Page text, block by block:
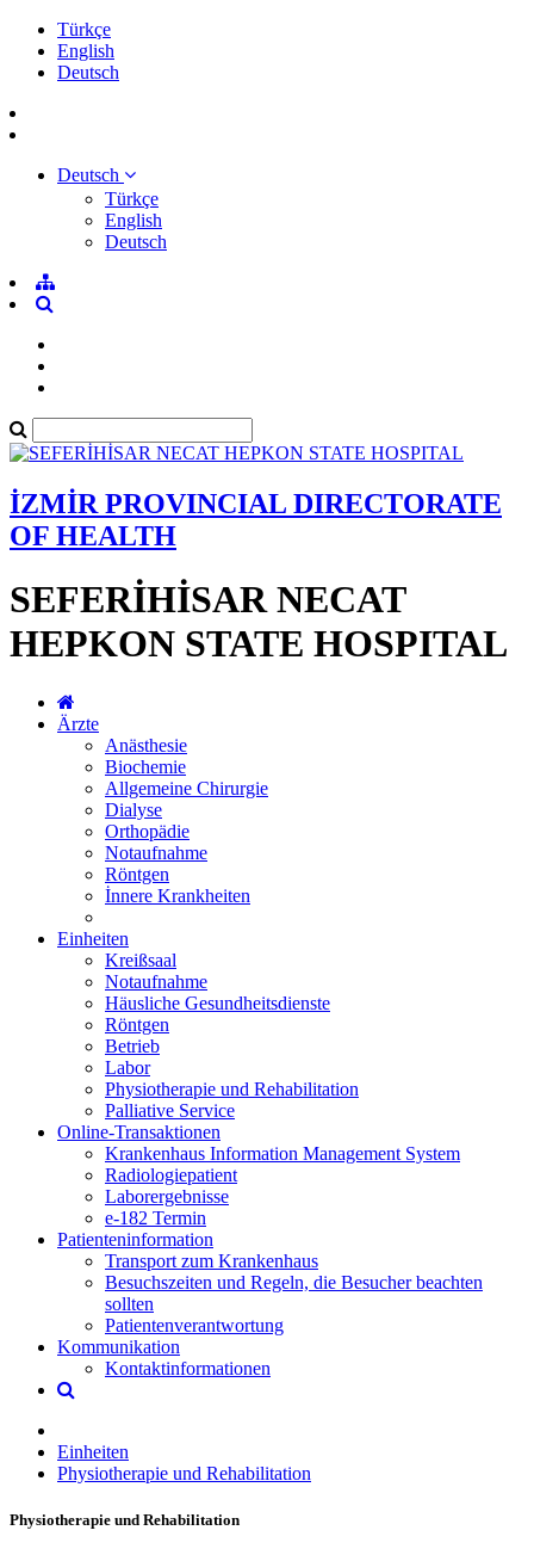
Türkçe
English
Deutsch
Deutsch
Türkçe
English
Deutsch
İZMİR PROVINCIAL DIRECTORATE
OF HEALTH
SEFERİHİSAR NECAT
HEPKON STATE HOSPITAL
Ärzte
Anästhesie
Biochemie
Allgemeine Chirurgie
Dialyse
Orthopädie
Notaufnahme
Röntgen
İnnere Krankheiten
Einheiten
Kreißsaal
Notaufnahme
Häusliche Gesundheitsdienste
Röntgen
Betrieb
Labor
Physiotherapie und Rehabilitation
Palliative Service
Online-Transaktionen
Krankenhaus Information Management System
Radiologiepatient
Laborergebnisse
e-182 Termin
Patienteninformation
Transport zum Krankenhaus
Besuchszeiten und Regeln, die Besucher beachten
sollten
Patientenverantwortung
Kommunikation
Kontaktinformationen
Einheiten
Physiotherapie und Rehabilitation
Physiotherapie und Rehabilitation